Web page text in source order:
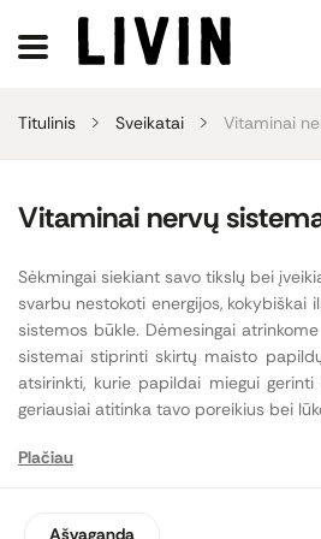
Titulinis Sveikatai Vitaminai
Vitaminai nervų
Sėkmingai siekiant savo tikslų bei
svarbu nestokoti energijos, kokybiškai
sistemos būkle. Dėmesingai
sistemai stiprinti skirtų maisto
atsirinkti, kurie papildai miegui
geriausiai atitinka tavo poreikius bei
Ilgesnį laiką jaučiant nuovargį bei
Plačiau
Ašvaganda